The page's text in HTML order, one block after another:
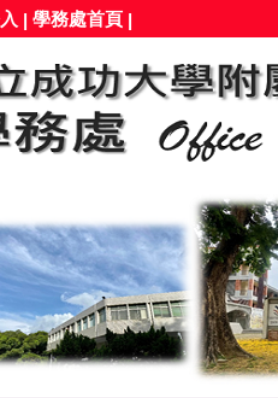
| 學務處首頁 |